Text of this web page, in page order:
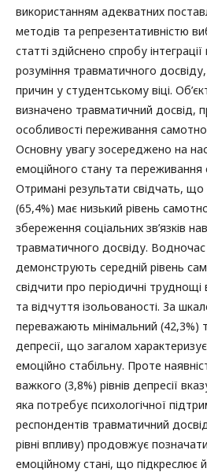
використанням адекватних
методів та репрезентативністю
статті здійснено спробу
розуміння травматичного
причин у студентському віці.
визначено травматичний досвід,
особливості переживання
Основну увагу зосереджено на
емоційного стану та переживання
Отримані результати свідчать, що
(65,4%) має низький рівень
збереження соціальних зв’язків
травматичного досвіду. Водночас
демонструють середній рівень
свідчити про періодичні труднощі
та відчуття ізольованості. За
переважають мінімальний (42,3%)
депресії, що загалом
емоційно стабільну. Проте
важкого (3,8%) рівнів депресії
яка потребує психологічної
респондентів травматичний
рівні впливу) продовжує
емоційному стані, що підкреслює